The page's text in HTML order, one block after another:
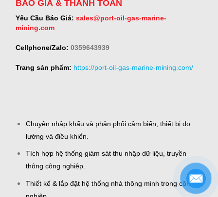
BÁO GIÁ & THANH TOÁN
Yêu Cầu Báo Giá: sales@port-oil-gas-marine-
mining.com
Cellphone/Zalo: 0359643939
Trang sản phẩm: https://port-oil-gas-marine-mining.com/
Chuyên nhập khẩu và phân phối cảm biến, thiết bị đo
lường và điều khiển.
Tích hợp hệ thống giám sát thu nhập dữ liệu, truyền
thông công nghiệp.
Thiết kế & lắp đặt hệ thống nhà thông minh trong công